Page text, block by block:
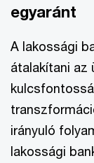
egyaránt
A lakossági
átalakítani az
irányuló
lakossági